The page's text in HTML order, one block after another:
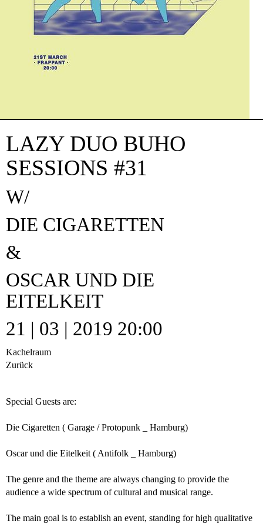
LAZY DUO BUHO
SESSIONS #31
W/
DIE CIGARETTEN
&
OSCAR UND DIE
EITELKEIT
21 | 03 | 2019 20:00
Kachelraum
Zurück
Special Guests are:
Die Cigaretten ( Garage / Protopunk _ Hamburg)
Oscar und die Eitelkeit ( Antifolk _ Hamburg)
The genre and the theme are always changing to provide the
audience a wide spectrum of cultural and musical range.
The main goal is to establish an event, standing for high qualitative